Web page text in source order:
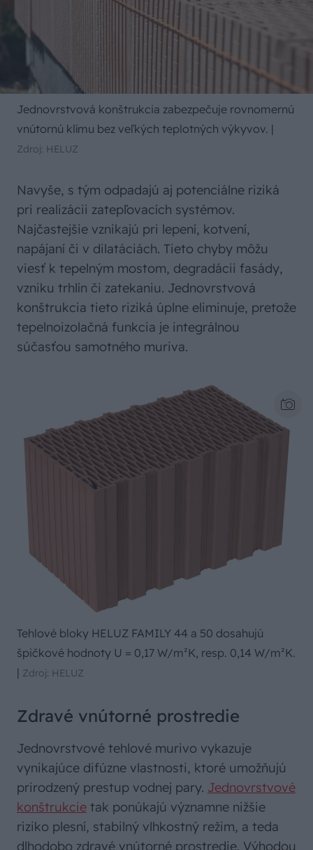
Jednovrstvová konštrukcia zabezpečuje rovnomernú
vnútornú klímu bez veľkých teplotných výkyvov. |
Zdroj: HELUZ
Navyše, s tým odpadajú aj potenciálne riziká
pri realizácii zatepľovacích systémov.
Najčastejšie vznikajú pri lepení, kotvení,
napájaní či v dilatáciách. Tieto chyby môžu
viesť k tepelným mostom, degradácii fasády,
vzniku trhlín či zatekaniu. Jednovrstvová
konštrukcia tieto riziká úplne eliminuje, pretože
tepelnoizolačná funkcia je integrálnou
súčasťou samotného muriva.
Tehlové bloky HELUZ FAMILY 44 a 50 dosahujú
špičkové hodnoty U = 0,17 W/m²K, resp. 0,14 W/m²K.
| Zdroj: HELUZ
Zdravé vnútorné prostredie
Jednovrstvové tehlové murivo vykazuje
vynikajúce difúzne vlastnosti, ktoré umožňujú
prirodzený prestup vodnej pary. Jednovrstvové
konštrukcie tak ponúkajú významne nižšie
riziko plesní, stabilný vlhkostný režim, a teda
dlhodobo zdravé vnútorné prostredie. Výhodou